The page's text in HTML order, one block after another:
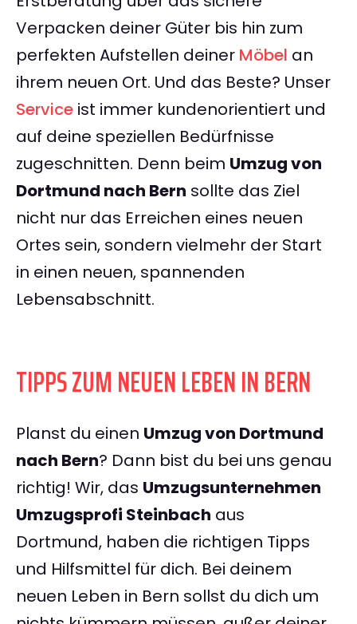
Verpacken deiner Güter bis hin zum
perfekten Aufstellen deiner Möbel an
ihrem neuen Ort. Und das Beste? Unser
Service ist immer kundenorientiert und
auf deine speziellen Bedürfnisse
zugeschnitten. Denn beim Umzug von
Dortmund nach Bern sollte das Ziel
nicht nur das Erreichen eines neuen
Ortes sein, sondern vielmehr der Start
in einen neuen, spannenden
Lebensabschnitt.
TIPPS ZUM NEUEN LEBEN IN BERN
Planst du einen Umzug von Dortmund
nach Bern? Dann bist du bei uns genau
richtig! Wir, das Umzugsunternehmen
Umzugsprofi Steinbach aus
Dortmund, haben die richtigen Tipps
und Hilfsmittel für dich. Bei deinem
neuen Leben in Bern sollst du dich um